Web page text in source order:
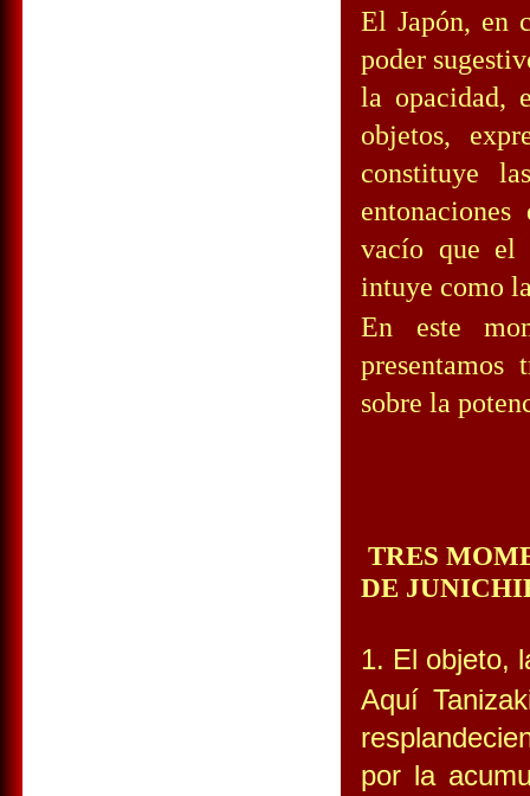
El Japón, en
poder
la opacidad,
objetos,
constituye
vacío que el
intuye como
En este
sobre la
TRES
DE
1. El objeto,
Aquí
por la